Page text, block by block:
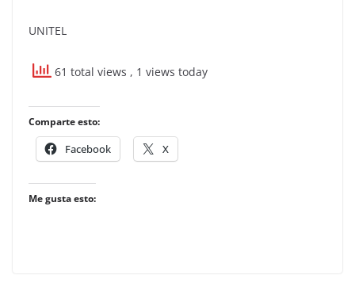
UNITEL
61 total views , 1 views today
Comparte esto:
Facebook X
Me gusta esto: